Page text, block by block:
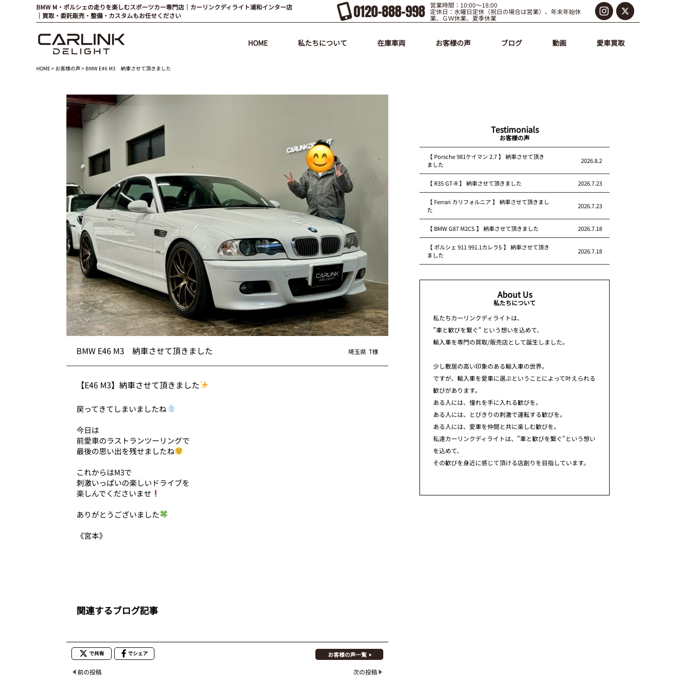
BMW M・ポルシェの走りを楽しむスポーツカー専門店｜カーリンクディライト浦和インター店
｜買取・委託販売・整備・カスタムもお任せください
0120-888-998 営業時間：10:00～18:00
定休日：水曜日定休（祝日の場合は営業）、年末年始休
業、ＧＷ休業、夏季休業
HOME 私たちについて 在庫車両 お客様の声 ブログ 動画 愛車買取
HOME> お客様の声> BMW E46 M3 納車させて頂きました
BMW E46 M3 納車させて頂きました 埼玉県 T様
【E46 M3】納車させて頂きました
戻ってきてしまいましたね
今日は
前愛車のラストランツーリングで
最後の思い出を残せましたね
これからはM3で
刺激いっぱいの楽しいドライブを
楽しんでくださいませ
ありがとうございました
《宮本》
関連するブログ記事
で共有 でシェア お客様の声一覧
前の投稿 次の投稿
Testimonials
お客様の声
【 Porsche 981ケイマン 2.7 】 納車させて頂き
ました
2026.8.2
【 R35 GT-R 】 納車させて頂きました 2026.7.23
【 Ferrari カリフォルニア 】 納車させて頂きまし
た
2026.7.23
【 BMW G87 M2CS 】 納車させて頂きました 2026.7.18
【 ポルシェ 911 991.1カレラS 】 納車させて頂き
ました
2026.7.18
About Us
私たちについて
私たちカーリンクディライトは、
”車と歓びを繋ぐ” という想いを込めて、
輸入車を専門の買取/販売店として誕生しました。
少し敷居の高い印象のある輸入車の世界。
ですが、輸入車を愛車に選ぶということによって叶えられる
歓びがあります。
ある人には、憧れを手に入れる歓びを。
ある人には、とびきりの刺激で運転する歓びを。
ある人には、愛車を仲間と共に楽しむ歓びを。
私達カーリンクディライトは、”車と歓びを繋ぐ”という想い
を込めて、
その歓びを身近に感じて頂ける店創りを目指しています。